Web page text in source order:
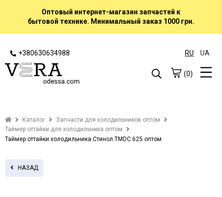
Оптовый интернет-магазин запчастей к
бытовой технике. Минимальный заказ 1000 грн.
+380630634988 RU UA
(0)
Каталог
Запчасти для холодильников оптом
Таймер оттайки для холодильника оптом
Таймер оттайки холодильника Стинол TMDС 625 оптом
НАЗАД